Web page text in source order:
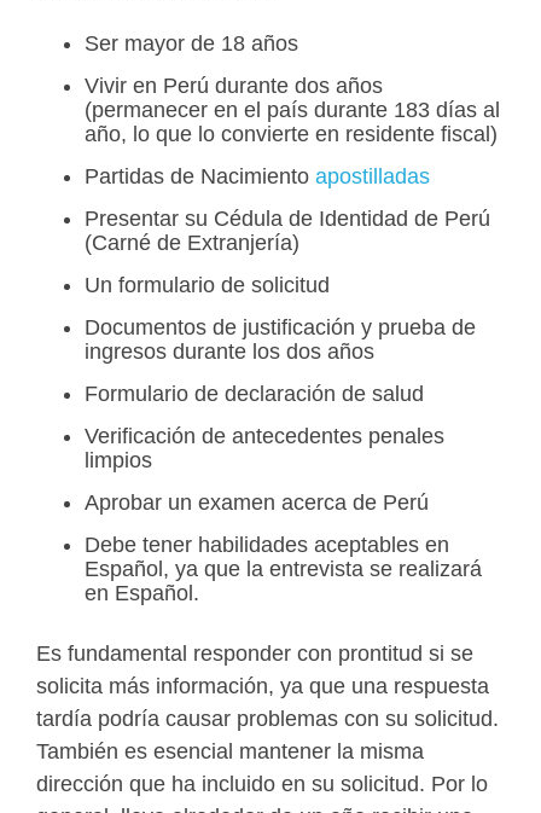
Ser mayor de 18 años
Vivir en Perú durante dos años
(permanecer en el país durante 183 días al
año, lo que lo convierte en residente fiscal)
Partidas de Nacimiento apostilladas
Presentar su Cédula de Identidad de Perú
(Carné de Extranjería)
Un formulario de solicitud
Documentos de justificación y prueba de
ingresos durante los dos años
Formulario de declaración de salud
Verificación de antecedentes penales
limpios
Aprobar un examen acerca de Perú
Debe tener habilidades aceptables en
Español, ya que la entrevista se realizará
en Español.
Es fundamental responder con prontitud si se
solicita más información, ya que una respuesta
tardía podría causar problemas con su solicitud.
También es esencial mantener la misma
dirección que ha incluido en su solicitud. Por lo